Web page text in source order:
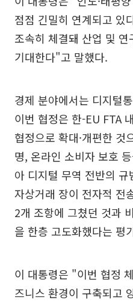
점점 긴밀히 연계되고 있
조속히 체결돼 산업 및
기대한다"고 말했다.
경제 분야에서는 디지털
이번 협정은 한-EU FTA
협정으로 확대·개편한 것
명, 온라인 소비자 보호
아 디지털 무역 전반의
자상거래 장이 전자적 전
2개 조항에 그쳤던 것과
을 한층 고도화했다는 평
이 대통령은 "이번 협정
즈니스 환경이 구축되고